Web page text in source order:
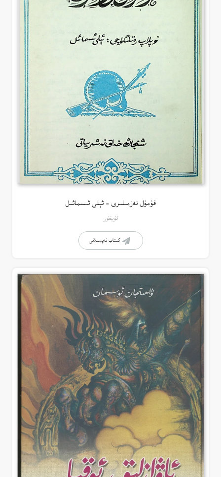
قۇمۇل نەزمىلىرى – ئېلى ئىسمائىل
ئۇيغۇر
كىتاب تەپسىلاتى